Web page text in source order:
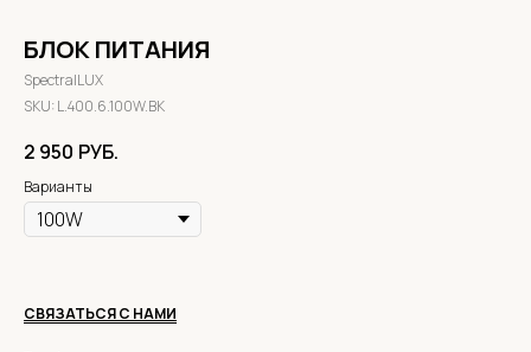
БЛОК ПИТАНИЯ
SpectralLUX
SKU: L.400.6.100W.BK
2 950 РУБ.
Варианты
СВЯЗАТЬСЯ С НАМИ